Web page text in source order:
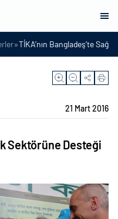
»TİKA’nın Bangladeş’te
21 Mart 2016
Sektörüne Desteği